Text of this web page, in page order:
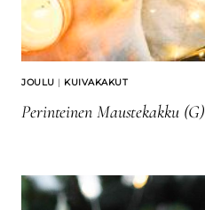
JOULU | KUIVAKAKUT
Perinteinen Maustekakku (G)